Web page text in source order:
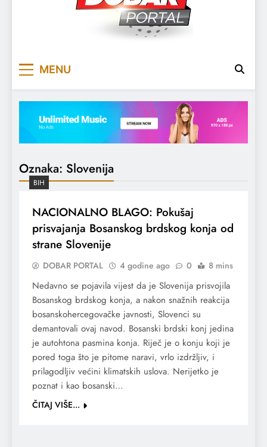
MENU
Oznaka: Slovenija
BIH
NACIONALNO BLAGO: Pokušaj
prisvajanja Bosanskog brdskog konja od
strane Slovenije
DOBAR PORTAL 4 godine ago 0 8 mins
Nedavno se pojavila vijest da je Slovenija prisvojila
Bosanskog brdskog konja, a nakon snažnih reakcija
bosanskohercegovačke javnosti, Slovenci su
demantovali ovaj navod. Bosanski brdski konj jedina
je autohtona pasmina konja. Riječ je o konju koji je
pored toga što je pitome naravi, vrlo izdržljiv, i
prilagodljiv većini klimatskih uslova. Nerijetko je
poznat i kao bosanski…
ČITAJ VIŠE...